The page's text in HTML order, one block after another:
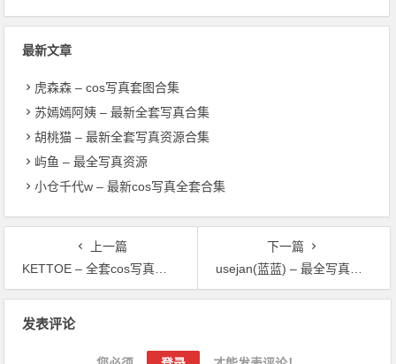
最新文章
虎森森 – cos写真套图合集
苏嫣嫣阿姨 – 最新全套写真合集
胡桃猫 – 最新全套写真资源合集
屿鱼 – 最全写真资源
小仓千代w – 最新cos写真全套合集
上一篇
KETTOE – 全套cos写真资源
下一篇
usejan(蓝蓝) – 最全写真套图合集
发表评论